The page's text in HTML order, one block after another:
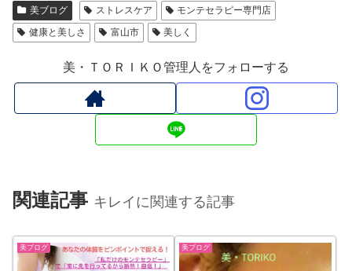
美ブログ ストレスケア
モンテセラピー専門店
健康と美しさ
富山市 美しく
美・ＴＯＲＩＫＯ管理人をフォローする
関連記事 キレイに関連する記事
美ブログ 美ブログ